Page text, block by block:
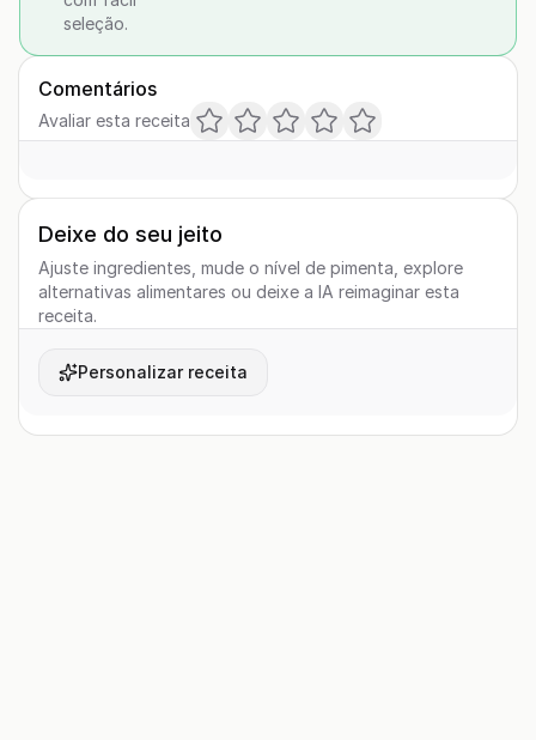
seleção.
Comentários
Avaliar esta receita
Deixe do seu jeito
Ajuste ingredientes, mude o nível de pimenta, explore
alternativas alimentares ou deixe a IA reimaginar esta
receita.
Personalizar receita